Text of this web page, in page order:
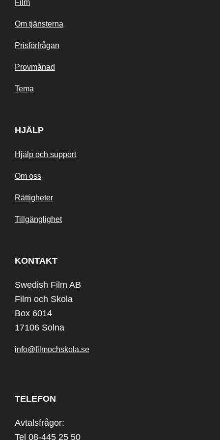
Film
Om tjänsterna
Prisförfrågan
Provmånad
Tema
HJÄLP
Hjälp och support
Om oss
Rättigheter
Tillgänglighet
KONTAKT
Swedish Film AB
Film och Skola
Box 6014
17106 Solna
info@filmochskola.se
TELEFON
Avtalsfrågor:
Tel 08-445 25 50